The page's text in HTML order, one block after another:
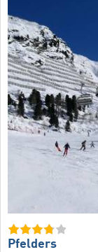
Pfelders